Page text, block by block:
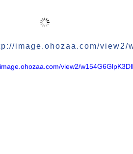
image.ohozaa.com/view2/
view2/